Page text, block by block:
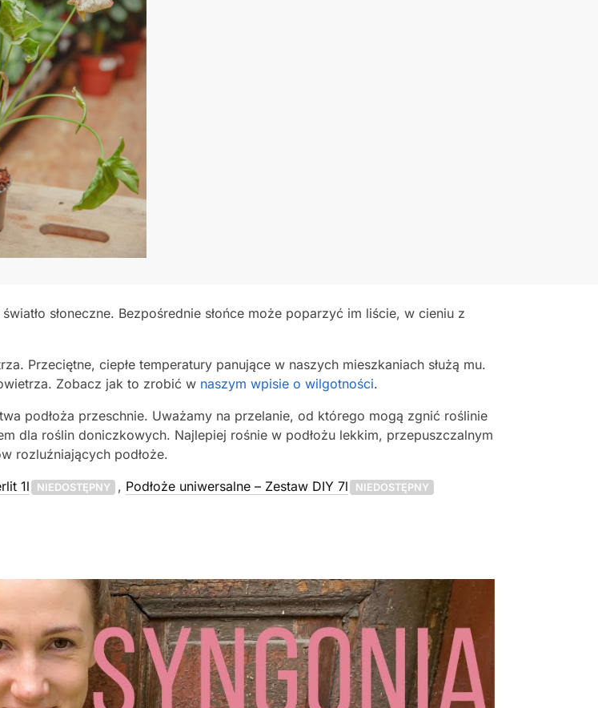
słoneczne. Bezpośrednie słońce może poparzyć im liście, w cieniu z
Przeciętne, ciepłe temperatury panujące w naszych mieszkaniach służą mu.
Zobacz jak to zrobić w naszym wpisie o wilgotności.
podłoża przeschnie. Uważamy na przelanie, od którego mogą zgnić roślinie
dla roślin doniczkowych. Najlepiej rośnie w podłożu lekkim, przepuszczalnym
rozluźniających podłoże.
1l NIEDOSTĘPNY , Podłoże uniwersalne – Zestaw DIY 7l NIEDOSTĘPNY